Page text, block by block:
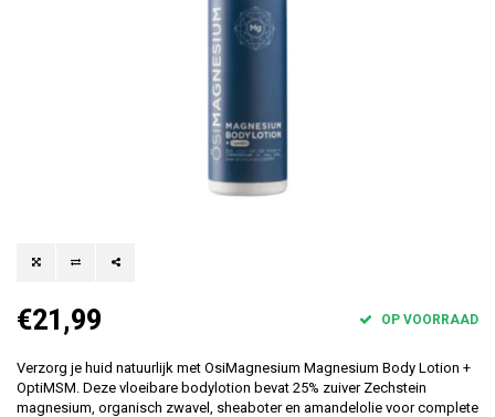
€21,99 OP VOORRAAD
Verzorg je huid natuurlijk met OsiMagnesium Magnesium Body Lotion +
OptiMSM. Deze vloeibare bodylotion bevat 25% zuiver Zechstein
magnesium, organisch zwavel, sheaboter en amandelolie voor complete